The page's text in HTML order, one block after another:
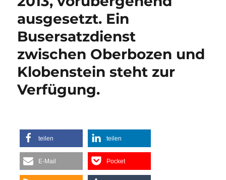
ausgesetzt. Ein
Busersatzdienst
zwischen Oberbozen und
Klobenstein steht zur
Verfügung.
teilen teilen
E-Mail Pocket